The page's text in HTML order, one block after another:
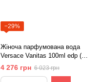
−29%
Жіноча парфумована вода
Versace Vanitas 100ml edp (
вишуканий, елегантний,
чуттєвий, ніжний)
4 276 грн 6 023 грн